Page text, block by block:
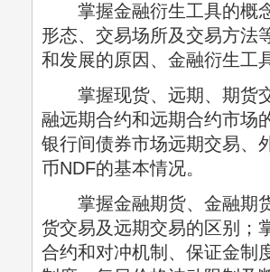
掌握金融衍生工具的概念
形态、交易场所及交易方法
和发展的原因、金融衍生工
掌握现货、远期、期货交
融远期合约和远期合约市场
银行间债券市场远期交易、
币NDF的基本情况。
掌握金融期货、金融期货
货交易及远期交易的区别；
合约和对冲机制、保证金制